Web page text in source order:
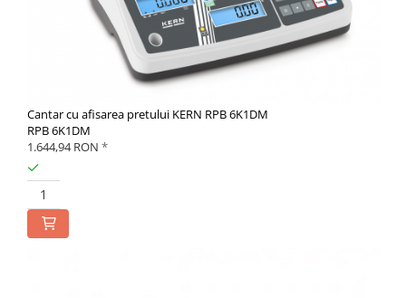
Cantar cu afisarea pretului KERN RPB 6K1DM
RPB 6K1DM
1.644,94 RON *